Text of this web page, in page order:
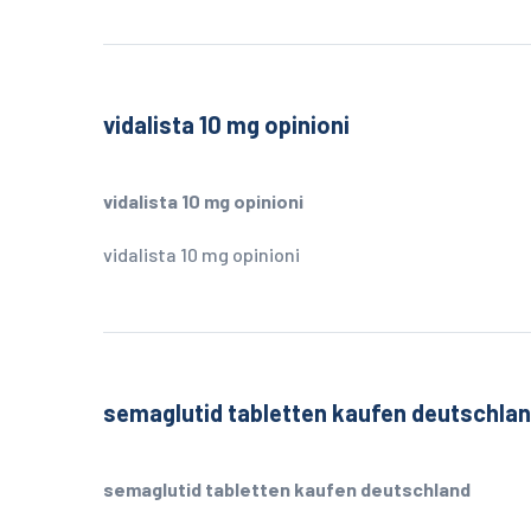
vidalista 10 mg opinioni
vidalista 10 mg opinioni
vidalista 10 mg opinioni
semaglutid tabletten kaufen
semaglutid tabletten kaufen deutschland